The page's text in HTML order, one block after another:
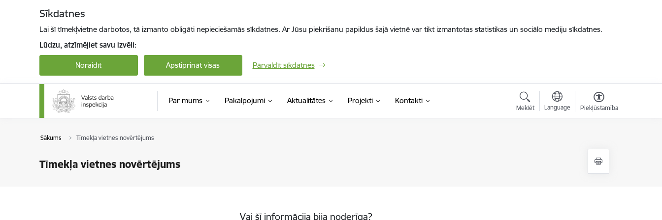
Sīkdatnes
Lai šī tīmekļvietne darbotos, tā izmanto obligāti nepieciešamās sīkdatnes. Ar Jūsu piekrišanu papildus šajā vietnē var tikt izmantotas statistikas un sociālo mediju sīkdatnes.
Lūdzu, atzīmējiet savu izvēli:
Noraidīt Apstiprināt visas Pārvaldīt sīkdatnes
Par mums Pakalpojumi Aktualitātes Projekti Kontakti
Meklēt Language Piekļūstamība
Sākums Tīmekļa vietnes novērtējums
Tīmekļa vietnes novērtējums
Vai šī informācija bija noderīga?